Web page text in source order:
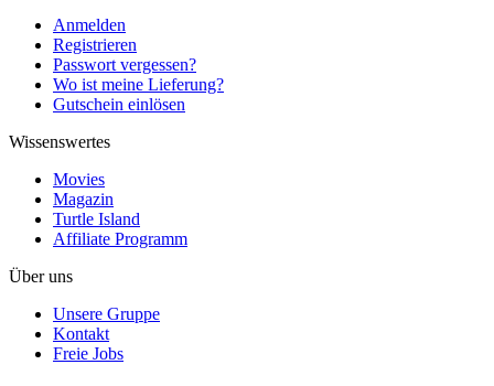
Anmelden
Registrieren
Passwort vergessen?
Wo ist meine Lieferung?
Gutschein einlösen
Wissenswertes
Movies
Magazin
Turtle Island
Affiliate Programm
Über uns
Unsere Gruppe
Kontakt
Freie Jobs